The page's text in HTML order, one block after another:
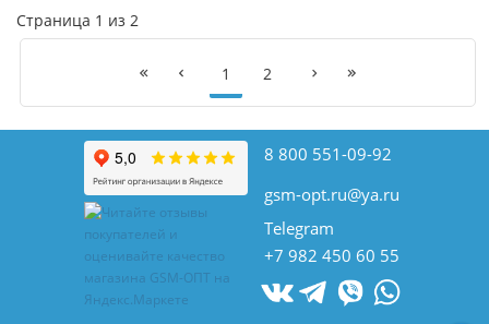
Страница 1 из 2
1 2
8 800 551-09-92
gsm-opt.ru@ya.ru
Telegram
+7 982 450 60 55